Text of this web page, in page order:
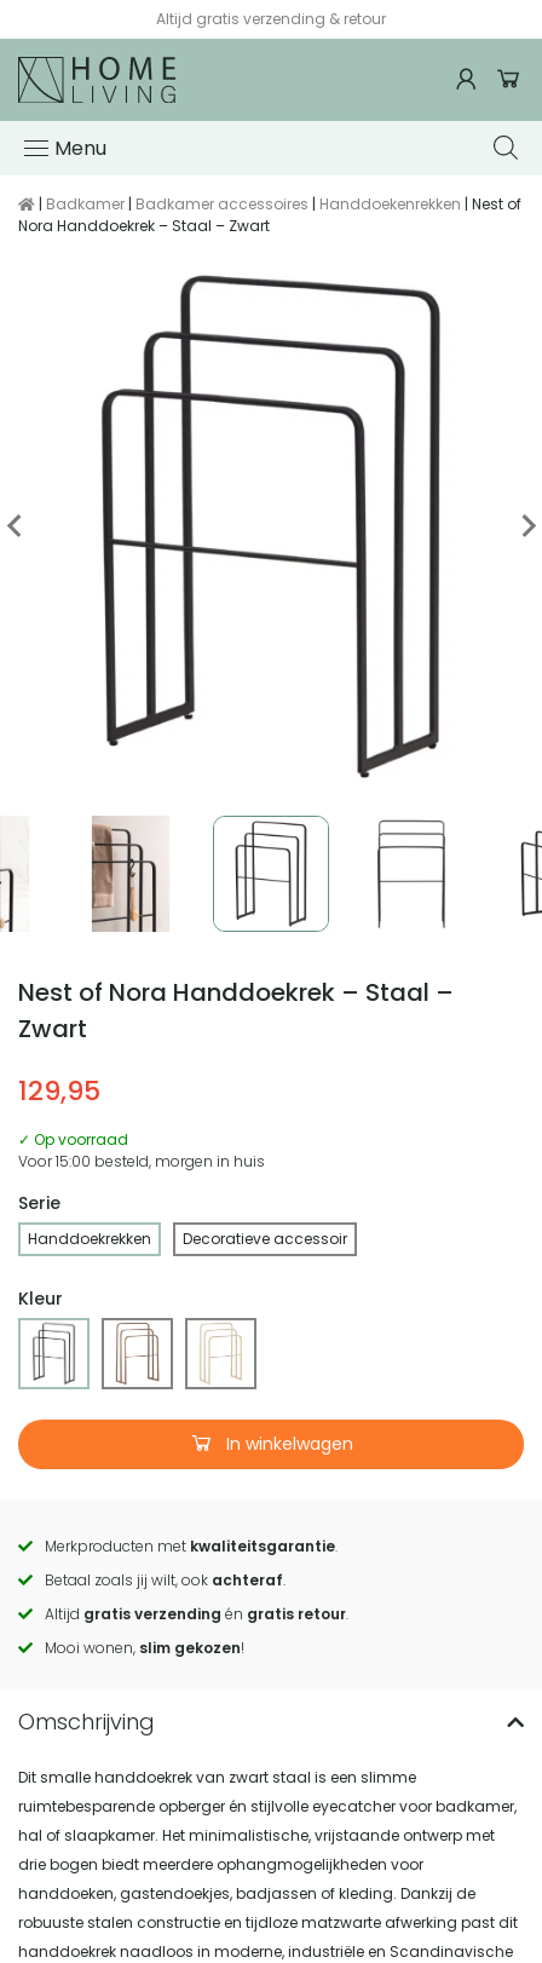
Altijd gratis verzending & retour
Menu
| Badkamer | Badkamer accessoires | Handdoekenrekken | Nest of
Nora Handdoekrek – Staal – Zwart
Nest of Nora Handdoekrek – Staal –
Zwart
129,95
✓ Op voorraad
Voor 15:00 besteld, morgen in huis
Serie
Handdoekrekken Decoratieve accessoir
Kleur
In winkelwagen
Call
to
actions
Merkproducten met kwaliteitsgarantie.
Betaal zoals jij wilt, ook achteraf.
Altijd gratis verzending én gratis retour.
Mooi wonen, slim gekozen!
Dit smalle handdoekrek van zwart staal is een slimme
ruimtebesparende opberger én stijlvolle eyecatcher voor badkamer,
hal of slaapkamer. Het minimalistische, vrijstaande ontwerp met
drie bogen biedt meerdere ophangmogelijkheden voor
handdoeken, gastendoekjes, badjassen of kleding. Dankzij de
robuuste stalen constructie en tijdloze matzwarte afwerking past dit
handdoekrek naadloos in moderne, industriële en Scandinavische